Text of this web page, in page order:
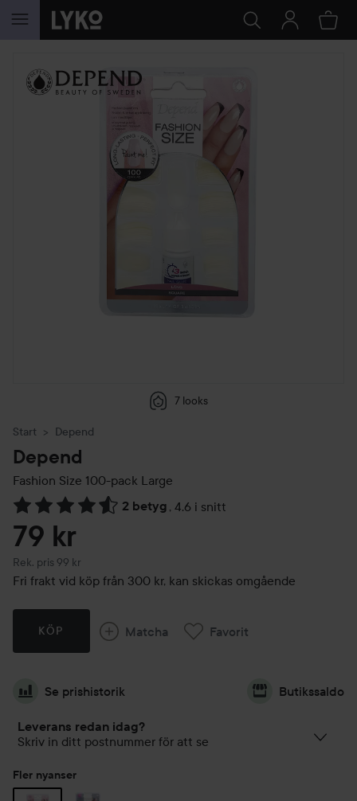
HOPPA TILL INNEHÅLLET
7 looks
Start Depend
Depend
Fashion Size 100-pack Large
2 betyg , 4.6 i snitt
Hoppa till Betyg & kommentarer
79 kr
Rek. pris 99 kr
Rekommenderat pris 99 kr
Fri frakt vid köp från 300 kr, kan skickas omgående
KÖP Matcha Favorit
Se prishistorik Butikssaldo
Leverans redan idag?
Skriv in ditt postnummer för att se
Fler nyanser